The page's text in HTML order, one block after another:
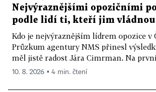
Nejvýraznějšími opozičními
podle lidí ti, kteří jim vládnou
Kdo je nejvýraznějším lídrem opozice v
Průzkum agentury NMS přinesl
měl jistě radost Jára Cimrman. Na
10. 8. 2026 ▪ 4 min. čtení